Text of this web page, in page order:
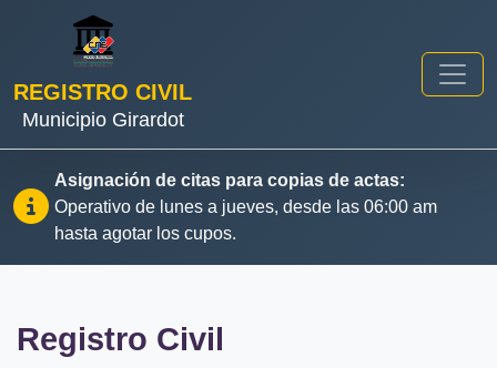
REGISTRO CIVIL
Municipio Girardot
Asignación de citas para copias de actas:
Operativo de lunes a jueves, desde las 06:00 am
hasta agotar los cupos.
Registro Civil